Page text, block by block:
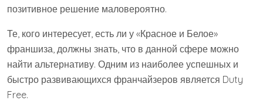
позитивное решение маловероятно.
Те, кого интересует, есть ли у «Красное и Белое»
франшиза, должны знать, что в данной сфере можно
найти альтернативу. Одним из наиболее успешных и
быстро развивающихся франчайзеров является Duty
Free.